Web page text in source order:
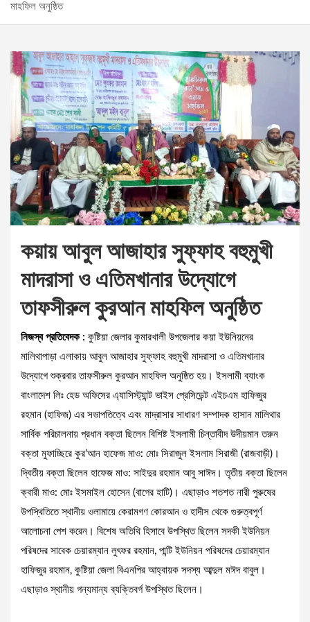
মাহফিল অনুষ্ঠিত
কয়ায় আবুল আজাহার সুফ্ফাহ বহুমুখী
মাদরাসা ও এতিমখানার উদ্যোগে
তাফসীরুল কুরআন মাহফিল অনুষ্ঠিত
নিজস্ব প্রতিবেদক : কুষ্টিয়া জেলার কুমারখালী উপজেলার কয়া ইউনিয়নের
মালিথাপাড়া এলাকায় আবুল আজাহার সুফ্ফাহ বহুমুখী মাদরাসা ও এতিমখানার
উদ্যোগে শুক্রবার তাফসীরুল কুরআন মাহফিল অনুষ্ঠিত হয়। ইসলামী ব্যাংক
বাংলাদেশ লিঃ হেড অফিসের এ্যাসিস্ট্যান্ট ভাইস প্রেসিডেন্ট এইচএম হাফিজুর
রহমান (হাফিজ) এর সভাপতিত্বে এবং মাদ্রাসার সাধারণ সম্পাদক হাসান মালিথার
সার্বিক পরিচালনায় প্রধান বক্তা ছিলেন বিশিষ্ট ইসলামী চিন্তাবীদ উদীয়মান তরুন
বক্তা মুফাচ্ছিরে কুর’আন হাফেজ মাও: মোঃ সিরাজুল ইসলাম সিরাজী (রাজবাড়ী)।
দ্বিতীয় বক্তা ছিলেন হাফেজ মাও: সাইদুর রহমান আবু সাঈদ। তৃতীয় বক্তা ছিলেন
ক্বারী মাও: মোঃ ইসমাইল হোসেন (বাগের হাটি)। এছাড়াও শতশত নারী পুরুষের
উপস্থিতিতে স্থানীয় ওলামায়ে কেরামগণ কোরআন ও হাদীস থেকে গুরুত্বপূর্ণ
আলোচনা পেশ করেন। বিশেষ অতিথি হিসাবে উপস্থিত ছিলেন সদকী ইউনিয়ন
পরিষদের সাবেক চেয়ারম্যান লুৎফর রহমান, পান্টি ইউনিয়ন পরিষদের চেয়ারম্যান
হাফিজুর রহমান, কুষ্টিয়া জেলা বিএনপির আহ্বায়ক সদস্য আব্দুল মঈদ বাবুল।
এছাড়াও স্থানীয় গন্যমান্য ব্যক্তিবর্গ উপস্থিত ছিলেন।